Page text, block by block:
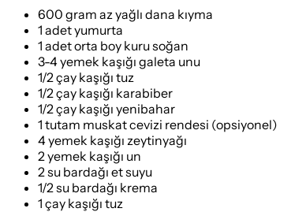
600 gram az yağlı dana kıyma
1 adet yumurta
1 adet orta boy kuru soğan
3-4 yemek kaşığı galeta unu
1/2 çay kaşığı tuz
1/2 çay kaşığı karabiber
1/2 çay kaşığı yenibahar
1 tutam muskat cevizi rendesi (opsiyonel)
4 yemek kaşığı zeytinyağı
2 yemek kaşığı un
2 su bardağı et suyu
1/2 su bardağı krema
1 çay kaşığı tuz